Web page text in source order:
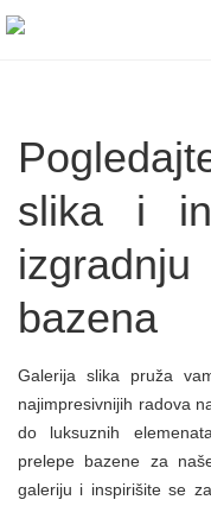
slika i
bazena
Galerija slika pruža
najimpresivnijih radova
do luksuznih
prelepe bazene za
galeriju i inspirišite se